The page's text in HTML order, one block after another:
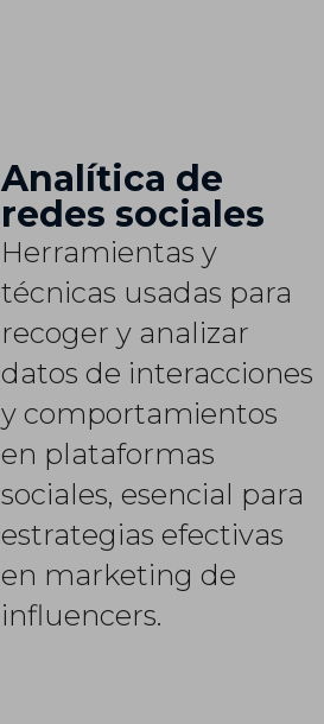
Analítica de
redes sociales
Herramientas y
técnicas usadas para
recoger y analizar
datos de interacciones
y comportamientos
en plataformas
sociales, esencial para
estrategias efectivas
en marketing de
influencers.